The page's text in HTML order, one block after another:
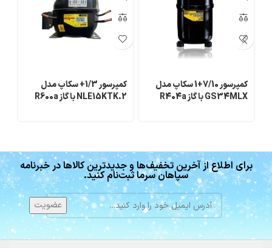
کمپرسور 7/10+1 سکاپ مدل
GS34MLX با گاز R404a
کمپرسور 1/3+ سکاپ مدل
NLE15KTK.2 با گاز R600a
برای اطلاع از آخرین تخفیف‌ها و جدیدترین کالاها در خبرنامه
سپاهان سرما ثبت‌نام کنید.